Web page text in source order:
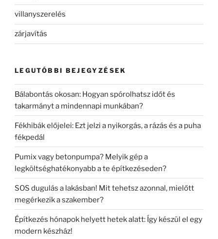
villanyszerelés
zárjavítás
LEGUTÓBBI BEJEGYZÉSEK
Bálabontás okosan: Hogyan spórolhatsz időt és
takarmányt a mindennapi munkában?
Fékhibák előjelei: Ezt jelzi a nyikorgás, a rázás és a puha
fékpedál
Pumix vagy betonpumpa? Melyik gép a
legköltséghatékonyabb a te építkezéseden?
SOS dugulás a lakásban! Mit tehetsz azonnal, mielőtt
megérkezik a szakember?
Építkezés hónapok helyett hetek alatt: Így készül el egy
modern készház!